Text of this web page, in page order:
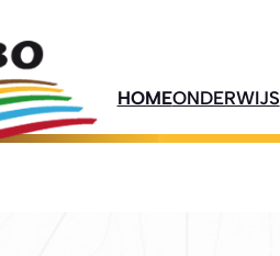
HOMEONDERWIJS